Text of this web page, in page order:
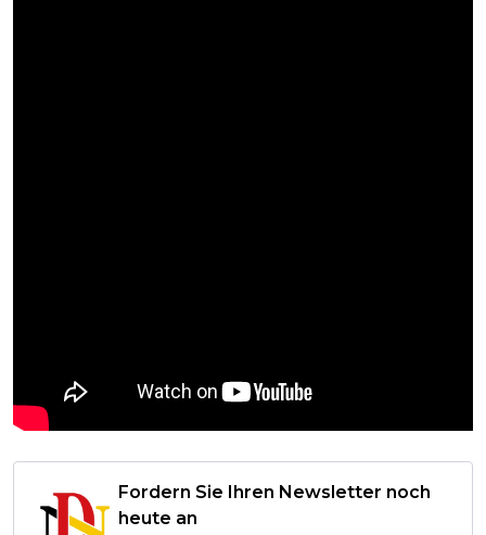
Fordern Sie Ihren Newsletter noch
heute an